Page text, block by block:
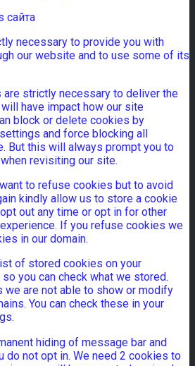
сайта
necessary to provide you with
our website and to use some of its
strictly necessary to deliver the
have impact how our site
block or delete cookies by
and force blocking all
But this will always prompt you to
revisiting our site.
to refuse cookies but to avoid
kindly allow us to store a cookie
out any time or opt in for other
If you refuse cookies we
in our domain.
of stored cookies on your
you can check what we stored.
we are not able to show or modify
You can check these in your
hiding of message bar and
do not opt in. We need 2 cookies to